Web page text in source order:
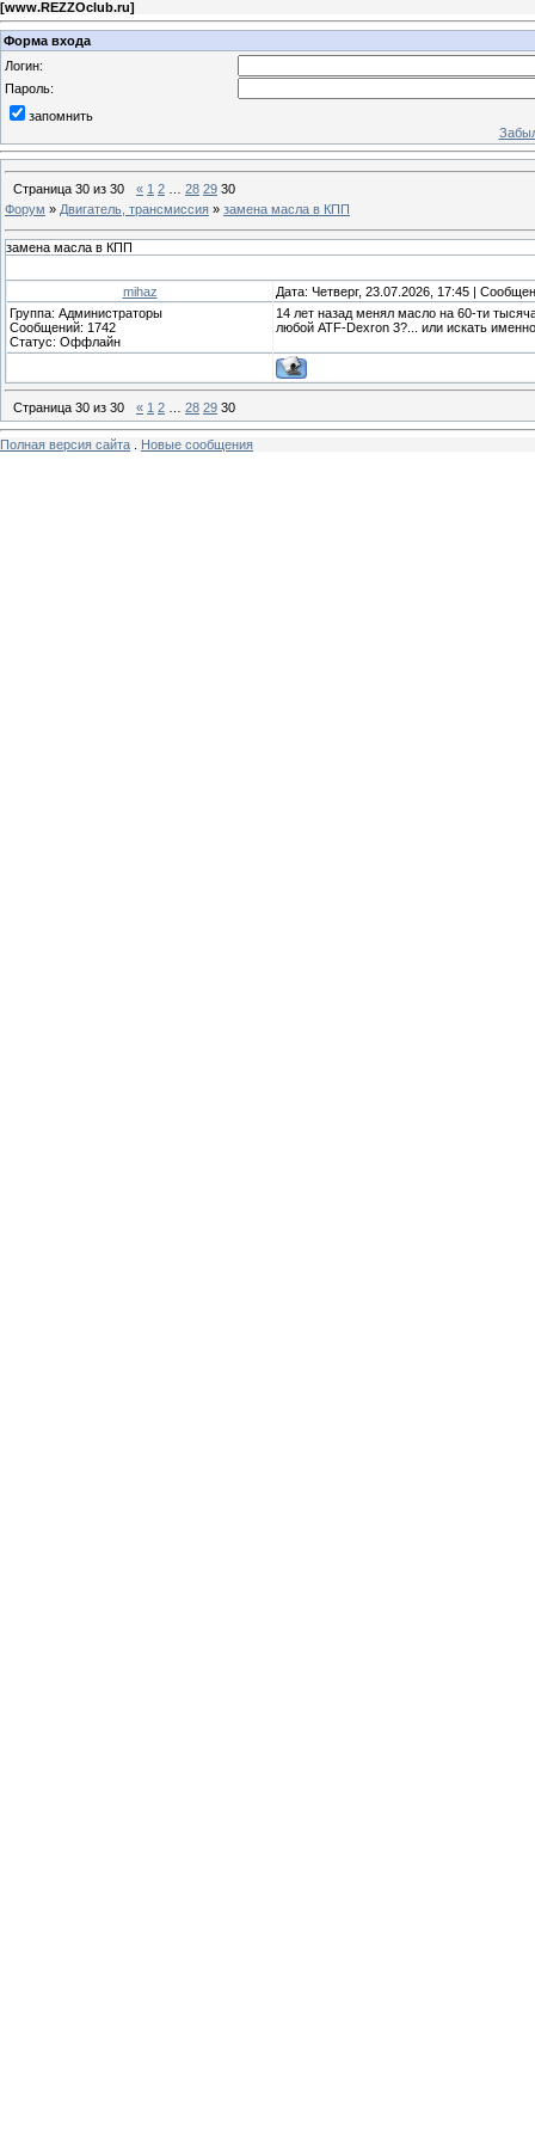
[www.REZZOclub.ru]
Форма входа
Логин:
Пароль:
запомнить
Страница 30 из 30 « 1 2 28 29 30
Форум » Двигатель, трансмиссия » замена масла в КПП
замена масла в КПП
mihaz
Дата: Четверг, 23.07.2026, 17:45 |
Группа: Администраторы
Сообщений: 1742
Статус: Оффлайн
14 лет назад менял масло на 60-ти
любой ATF-Dexron 3?... или искать
Страница 30 из 30 « 1 2 28 29 30
Полная версия сайта Новые сообщения